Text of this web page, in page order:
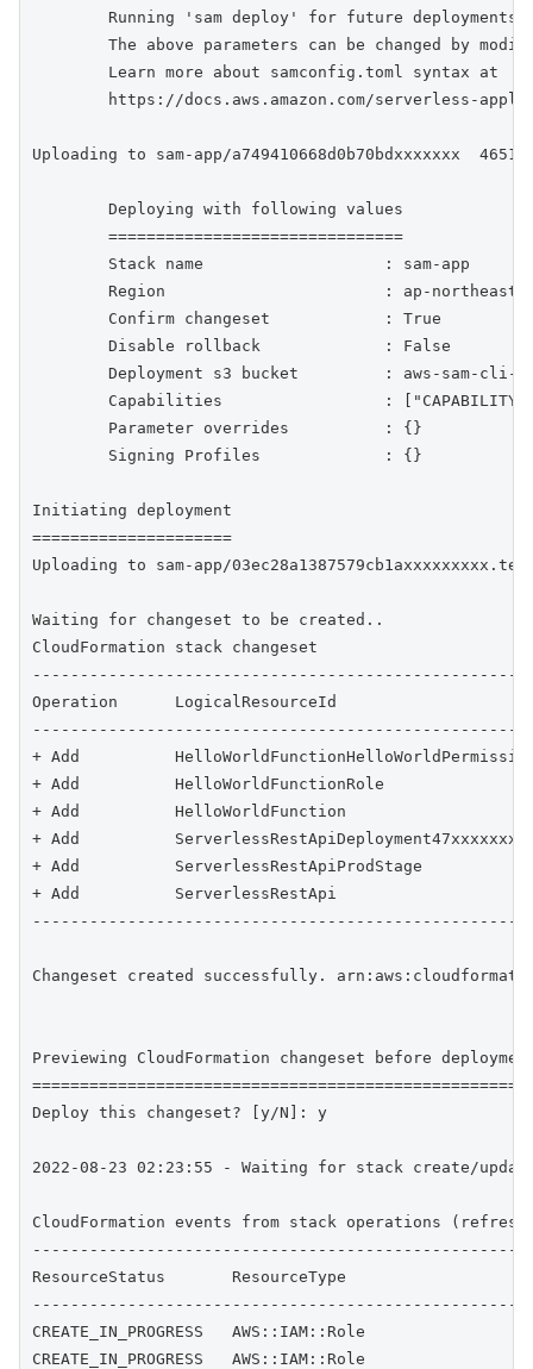
Running 'sam deploy' for future deployments
The above parameters can be changed by
        Learn more about samconfig.toml syntax at
https://docs.aws.amazon.com/serverless-
Uploading to sam-app/a749410668d0b70bdxxxxxxx
        Deploying with following values
        ===============================
        Stack name                   : sam-app
Region                       : ap-northeast-
        Confirm changeset            : True
        Disable rollback             : False
Deployment s3 bucket         : aws-sam-cli-
Capabilities                 :
        Parameter overrides          : {}
        Signing Profiles             : {}
Initiating deployment
=====================
Uploading to sam-app/
Waiting for changeset to be created..
CloudFormation stack changeset
Operation      LogicalResourceId
+ Add
+ Add          HelloWorldFunctionRole
+ Add          HelloWorldFunction
+ Add
+ Add
+ Add          ServerlessRestApi
Changeset created successfully.
Previewing CloudFormation changeset before
Deploy this changeset? [y/N]: y
2022-08-23 02:23:55 - Waiting for stack create/
CloudFormation events from stack operations
ResourceStatus       ResourceType
CREATE_IN_PROGRESS
CREATE_IN_PROGRESS   AWS::IAM::Role